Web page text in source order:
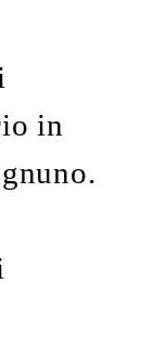
in